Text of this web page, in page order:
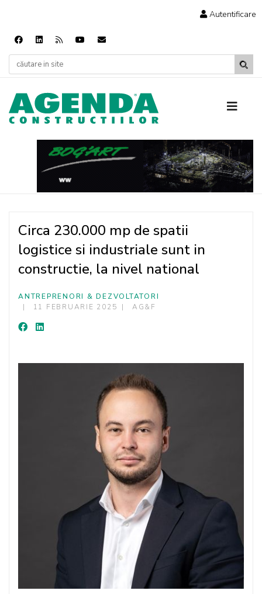
Autentificare
Circa 230.000 mp de spatii
logistice si industriale sunt in
constructie, la nivel national
ANTREPRENORI & DEZVOLTATORI
11 FEBRUARIE 2025
AG&F